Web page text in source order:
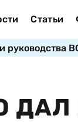
Статьи
руководства
ДАЛ